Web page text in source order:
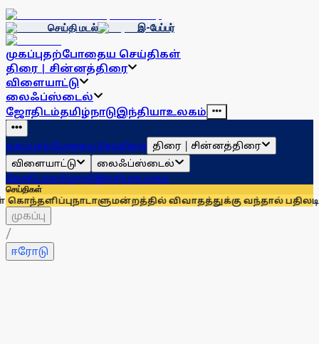
செய்தி மடல் இ-பேப்பர்
முகப்புதற்போதைய செய்திகள்
திரை | சின்னத்திரை
விளையாட்டு
லைஃப்ஸ்டைல்
ஜோதிடம்தமிழ்நாடுஇந்தியாஉலகம்
முகப்புதற்போதைய செய்திகள் திரை | சின்னத்திரை
விளையாட்டு
லைஃப்ஸ்டைல்
ஜோதிடம்தமிழ்நாடுஇந்தியாஉலகம்
செய்திகள்
நாடாளுமன்றத்தில் விவாதத்துக்கு வந்தால் பதிலடி
முகப்பு
/
ஈரோடு